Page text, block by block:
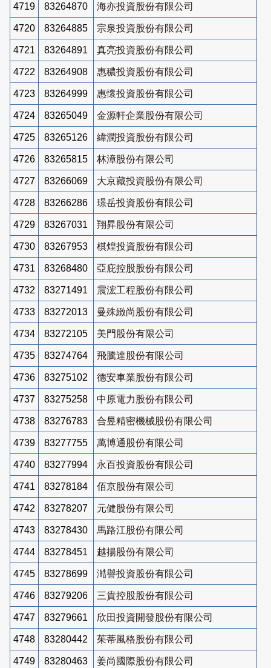
4719 83264870 海亦投資股份有限公司
4720 83264885 宗泉投資股份有限公司
4721 83264891 真亮投資股份有限公司
4722 83264908 惠穠投資股份有限公司
4723 83264999 惠懷投資股份有限公司
4724 83265049 金源軒企業股份有限公司
4725 83265126 緯潤投資股份有限公司
4726 83265815 林漳股份有限公司
4727 83266069 大京藏投資股份有限公司
4728 83266286 璟岳投資股份有限公司
4729 83267031 翔昇股份有限公司
4730 83267953 棋煌投資股份有限公司
4731 83268480 亞庇控股股份有限公司
4732 83271491 震浤工程股份有限公司
4733 83272013 曼殊緻尚股份有限公司
4734 83272105 美門股份有限公司
4735 83274764 飛騰達股份有限公司
4736 83275102 德安車業股份有限公司
4737 83275258 中原電力股份有限公司
4738 83276783 合昱精密機械股份有限公司
4739 83277755 萬博通股份有限公司
4740 83277994 永百投資股份有限公司
4741 83278184 佰京股份有限公司
4742 83278207 元健股份有限公司
4743 83278430 馬路江股份有限公司
4744 83278451 越揚股份有限公司
4745 83278699 澔譽投資股份有限公司
4746 83279206 三貴控股股份有限公司
4747 83279661 欣田投資開發股份有限公司
4748 83280442 茱蒂風格股份有限公司
4749 83280463 姜尚國際股份有限公司